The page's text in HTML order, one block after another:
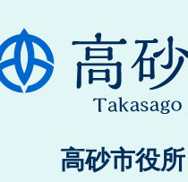
高砂市役所